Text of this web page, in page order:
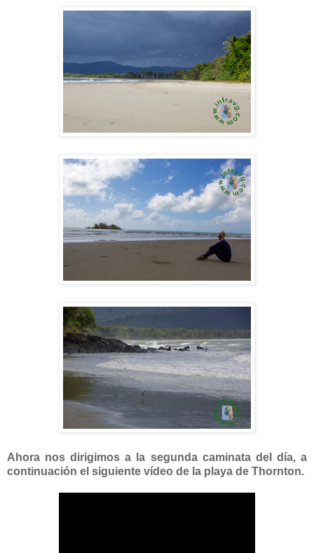
Ahora nos dirigimos a la segunda caminata del día, a
continuación el siguiente vídeo de la playa de Thornton.